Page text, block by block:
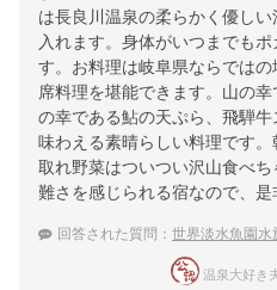
は長良川温泉の柔らかく優し
入れます。身体がいつまでも
す。お料理は岐阜県ならでは
席料理を堪能できます。山の
の幸である鮎の天ぷら、飛騨
味わえる素晴らしい料理です
取れ野菜はついつい沢山食べ
難さを感じられる宿なので、是
回答された質問： 世界淡水魚園水族館
温泉大好き